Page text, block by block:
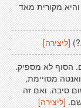
מקורית מאד
[ליצירה]
הסוף לא מספיק.
מסויימת,
סיבה. ואם זה
שם.[ליצירה]